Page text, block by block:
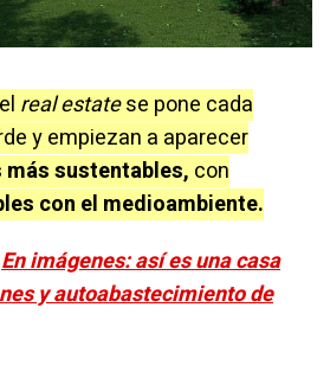
real estatese pone cada
y empiezan a aparecer
sustentables, con
con el medioambiente.
En imágenes: así es una casa
y autoabastecimiento de